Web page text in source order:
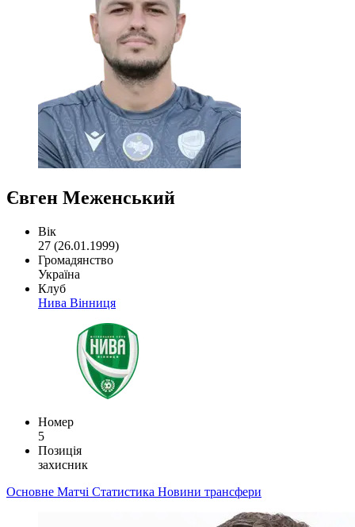
Євген Меженський
Вік
27 (26.01.1999)
Громадянство
Україна
Клуб
Нива Вінниця
Номер
5
Позиція
захисник
Основне Матчі Статистика Новини трансфери